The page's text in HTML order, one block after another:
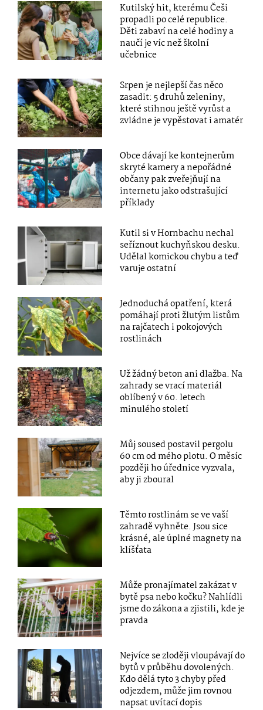
Kutilský hit, kterému Češi
propadli po celé republice.
Děti zabaví na celé hodiny a
naučí je víc než školní
učebnice
Srpen je nejlepší čas něco
zasadit: 5 druhů zeleniny,
které stihnou ještě vyrůst a
zvládne je vypěstovat i amatér
Obce dávají ke kontejnerům
skryté kamery a nepořádné
občany pak zveřejňují na
internetu jako odstrašující
příklady
Kutil si v Hornbachu nechal
seříznout kuchyňskou desku.
Udělal komickou chybu a teď
varuje ostatní
Jednoduchá opatření, která
pomáhají proti žlutým listům
na rajčatech i pokojových
rostlinách
Už žádný beton ani dlažba. Na
zahrady se vrací materiál
oblíbený v 60. letech
minulého století
Můj soused postavil pergolu
60 cm od mého plotu. O měsíc
později ho úřednice vyzvala,
aby ji zboural
Těmto rostlinám se ve vaší
zahradě vyhněte. Jsou sice
krásné, ale úplné magnety na
klíšťata
Může pronajímatel zakázat v
bytě psa nebo kočku? Nahlídli
jsme do zákona a zjistili, kde je
pravda
Nejvíce se zloději vloupávají do
bytů v průběhu dovolených.
Kdo dělá tyto 3 chyby před
odjezdem, může jim rovnou
napsat uvítací dopis